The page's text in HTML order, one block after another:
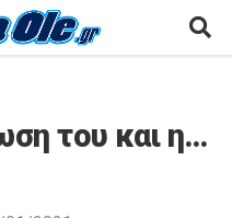
του και η…